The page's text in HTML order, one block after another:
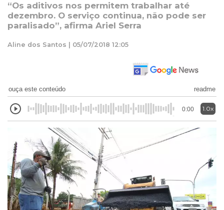
“Os aditivos nos permitem trabalhar até
dezembro. O serviço continua, não pode ser
paralisado”, afirma Ariel Serra
Aline dos Santos | 05/07/2018 12:05
ouça este conteúdo readme
0:00 1.0x